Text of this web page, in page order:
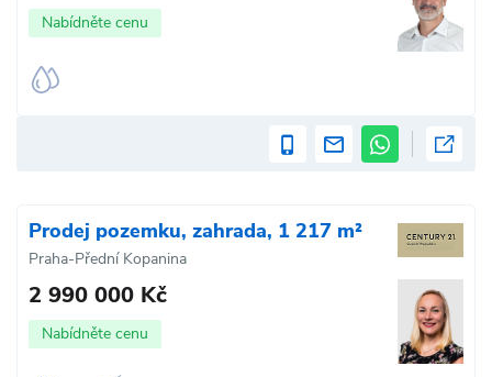
Nabídněte cenu
Prodej pozemku, zahrada, 1 217 m²
Praha-Přední Kopanina
2 990 000 Kč
Nabídněte cenu